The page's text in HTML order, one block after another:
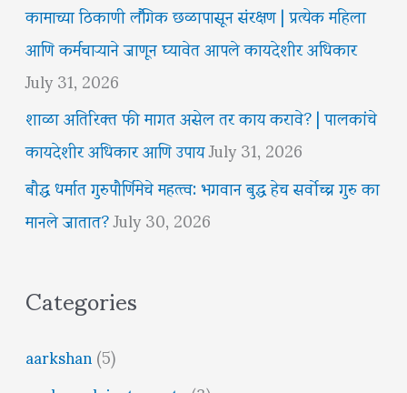
कामाच्या ठिकाणी लैंगिक छळापासून संरक्षण | प्रत्येक महिला
आणि कर्मचाऱ्याने जाणून घ्यावेत आपले कायदेशीर अधिकार
July 31, 2026
शाळा अतिरिक्त फी मागत असेल तर काय करावे? | पालकांचे
कायदेशीर अधिकार आणि उपायJuly 31, 2026
बौद्ध धर्मात गुरुपौर्णिमेचे महत्त्व: भगवान बुद्ध हेच सर्वोच्च गुरु का
मानले जातात?July 30, 2026
Categories
aarkshan(5)